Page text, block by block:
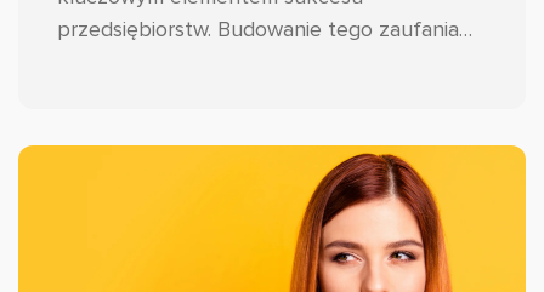
przedsiębiorstw. Budowanie tego zaufania